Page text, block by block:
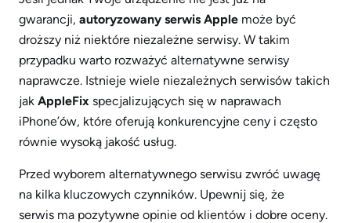
gwarancji, autoryzowany serwis Apple może być
droższy niż niektóre niezależne serwisy. W takim
przypadku warto rozważyć alternatywne serwisy
naprawcze. Istnieje wiele niezależnych serwisów takich
jak AppleFix specjalizujących się w naprawach
iPhone’ów, które oferują konkurencyjne ceny i często
równie wysoką jakość usług.
Przed wyborem alternatywnego serwisu zwróć uwagę
na kilka kluczowych czynników. Upewnij się, że
serwis ma pozytywne opinie od klientów i dobre oceny.